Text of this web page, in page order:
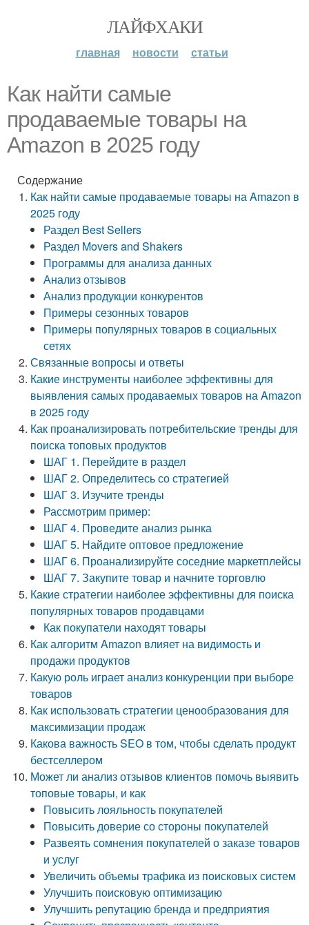
ЛАЙФХАКИ
главная новости статьи
Как найти самые
продаваемые товары на
Amazon в 2025 году
Содержание
Как найти самые продаваемые товары на Amazon в
2025 году
Раздел Best Sellers
Раздел Movers and Shakers
Программы для анализа данных
Анализ отзывов
Анализ продукции конкурентов
Примеры сезонных товаров
Примеры популярных товаров в социальных
сетях
Связанные вопросы и ответы
Какие инструменты наиболее эффективны для
выявления самых продаваемых товаров на Amazon
в 2025 году
Как проанализировать потребительские тренды для
поиска топовых продуктов
ШАГ 1. Перейдите в раздел
ШАГ 2. Определитесь со стратегией
ШАГ 3. Изучите тренды
Рассмотрим пример:
ШАГ 4. Проведите анализ рынка
ШАГ 5. Найдите оптовое предложение
ШАГ 6. Проанализируйте соседние маркетплейсы
ШАГ 7. Закупите товар и начните торговлю
Какие стратегии наиболее эффективны для поиска
популярных товаров продавцами
Как покупатели находят товары
Как алгоритм Amazon влияет на видимость и
продажи продуктов
Какую роль играет анализ конкуренции при выборе
товаров
Как использовать стратегии ценообразования для
максимизации продаж
Какова важность SEO в том, чтобы сделать продукт
бестселлером
Может ли анализ отзывов клиентов помочь выявить
топовые товары, и как
Повысить лояльность покупателей
Повысить доверие со стороны покупателей
Развеять сомнения покупателей о заказе товаров
и услуг
Увеличить объемы трафика из поисковых систем
Улучшить поисковую оптимизацию
Улучшить репутацию бренда и предприятия